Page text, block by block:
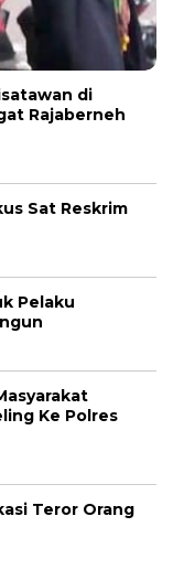
di
Rajaberneh
Sat Reskrim
Pelaku
Ke Polres
Teror Orang